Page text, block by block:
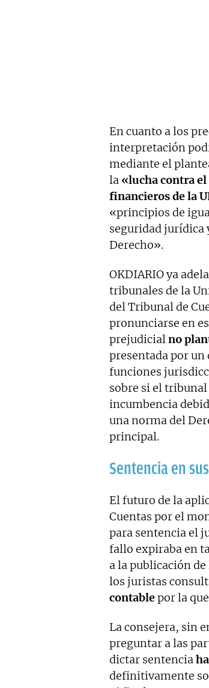
En cuanto a los
interpretación
mediante el
la «lucha contra
financieros de la
«principios de
seguridad jurídica
Derecho».
OKDIARIO ya
tribunales de la
del Tribunal de
pronunciarse en
prejudicialno
presentada por un
funciones
sobre si el tribunal
incumbencia
una norma del
principal.
Sentencia en
El futuro de la
Cuentas por el
para sentencia el
fallo expiraba en
a la publicación
los juristas
contablepor la
La consejera, sin
preguntar a las
dictar sentencia
definitivamente